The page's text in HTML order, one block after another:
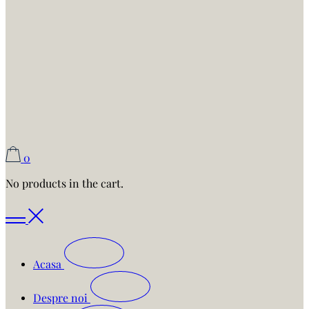
0
No products in the cart.
Acasa
Despre noi